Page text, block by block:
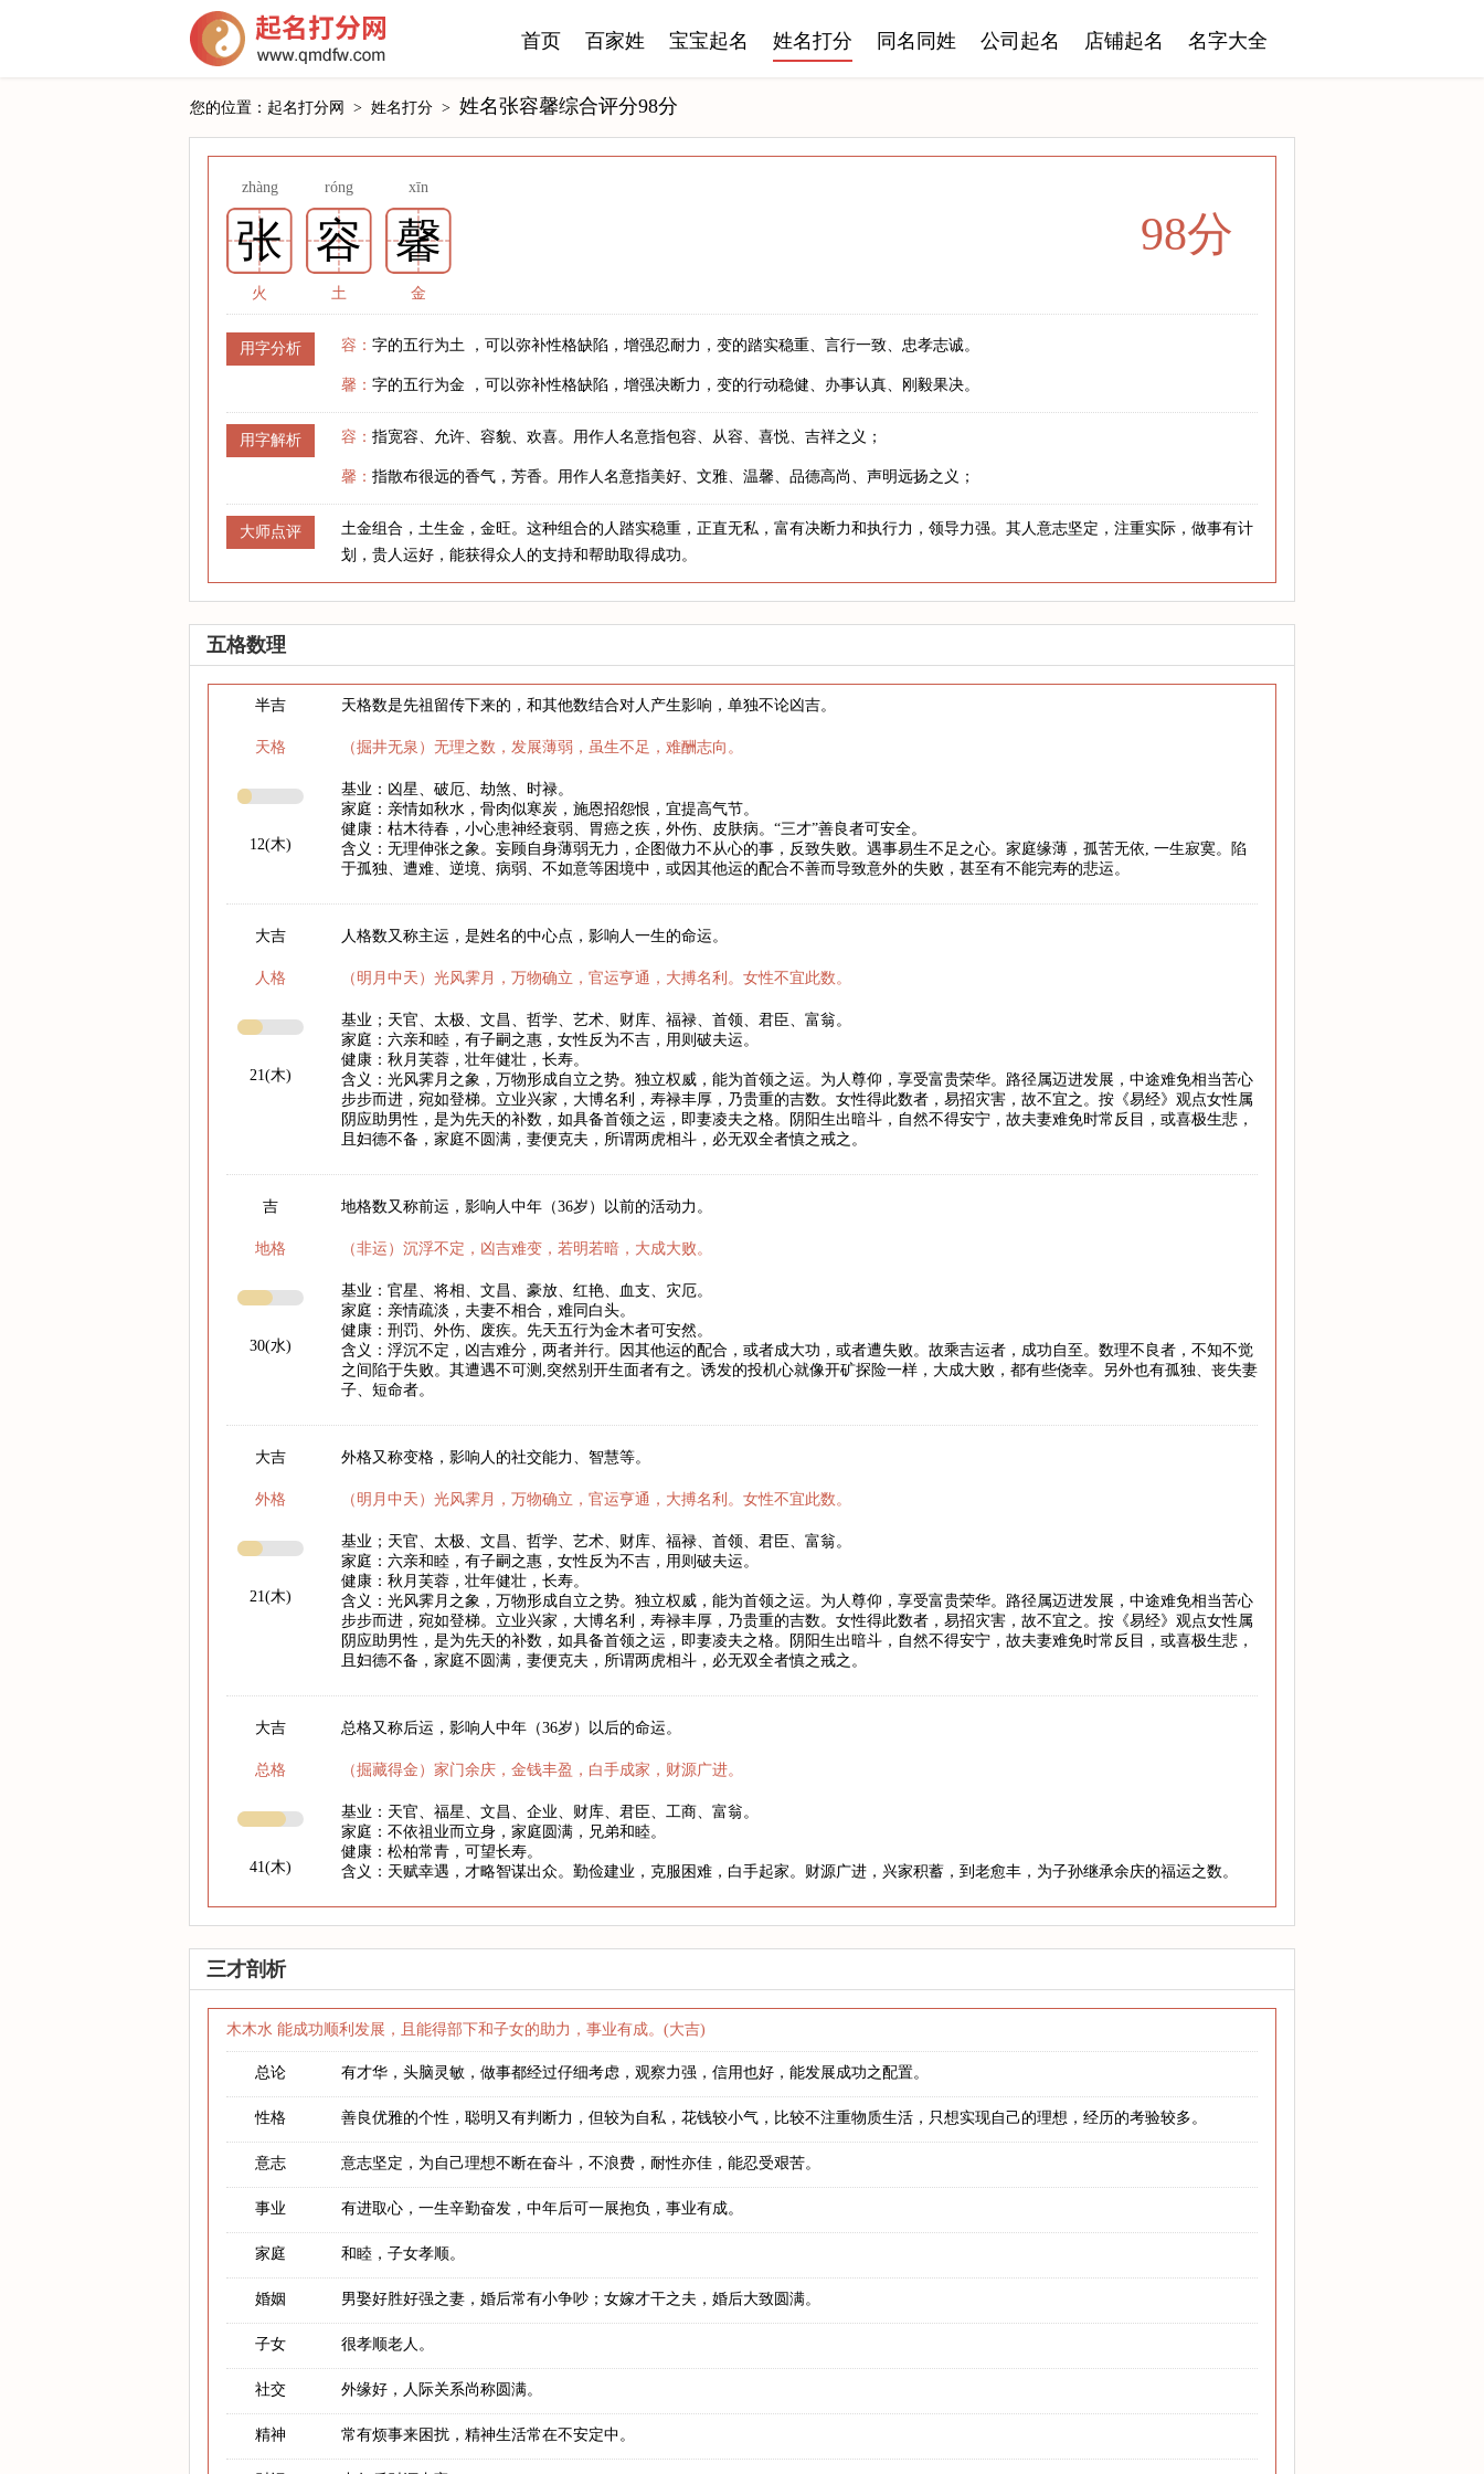
首页 百家姓 宝宝起名 姓名打分 同名同姓 公司起名 店铺起名 名字大全
您的位置： 起名打分网 > 姓名打分 > 姓名张容馨综合评分98分
zhàng róng xīn
张 容 馨
火 土 金
98分
用字分析 容： 字的五行为土 ，可以弥补性格缺陷，增强忍耐力，变的踏实稳重、言行一致、忠孝志诚。
馨： 字的五行为金 ，可以弥补性格缺陷，增强决断力，变的行动稳健、办事认真、刚毅果决。
用字解析 容： 指宽容、允许、容貌、欢喜。用作人名意指包容、从容、喜悦、吉祥之义；
馨： 指散布很远的香气，芳香。用作人名意指美好、文雅、温馨、品德高尚、声明远扬之义；
大师点评
土金组合，土生金，金旺。这种组合的人踏实稳重，正直无私，富有决断力和执行力，领导力强。其人意志坚定，注重实际，做事有计
划，贵人运好，能获得众人的支持和帮助取得成功。
五格数理
半吉
天格
12(木)
天格数是先祖留传下来的，和其他数结合对人产生影响，单独不论凶吉。
（掘井无泉）无理之数，发展薄弱，虽生不足，难酬志向。
基业：凶星、破厄、劫煞、时禄。
家庭：亲情如秋水，骨肉似寒炭，施恩招怨恨，宜提高气节。
健康：枯木待春，小心患神经衰弱、胃癌之疾，外伤、皮肤病。“三才”善良者可安全。
含义：无理伸张之象。妄顾自身薄弱无力，企图做力不从心的事，反致失败。遇事易生不足之心。家庭缘薄，孤苦无依, 一生寂寞。陷
于孤独、遭难、逆境、病弱、不如意等困境中，或因其他运的配合不善而导致意外的失败，甚至有不能完寿的悲运。
大吉
人格
21(木)
人格数又称主运，是姓名的中心点，影响人一生的命运。
（明月中天）光风霁月，万物确立，官运亨通，大搏名利。女性不宜此数。
基业；天官、太极、文昌、哲学、艺术、财库、福禄、首领、君臣、富翁。
家庭：六亲和睦，有子嗣之惠，女性反为不吉，用则破夫运。
健康：秋月芙蓉，壮年健壮，长寿。
含义：光风霁月之象，万物形成自立之势。独立权威，能为首领之运。为人尊仰，享受富贵荣华。路径属迈进发展，中途难免相当苦心
步步而进，宛如登梯。立业兴家，大博名利，寿禄丰厚，乃贵重的吉数。女性得此数者，易招灾害，故不宜之。按《易经》观点女性属
阴应助男性，是为先天的补数，如具备首领之运，即妻凌夫之格。阴阳生出暗斗，自然不得安宁，故夫妻难免时常反目，或喜极生悲，
且妇德不备，家庭不圆满，妻便克夫，所谓两虎相斗，必无双全者慎之戒之。
吉
地格
30(水)
地格数又称前运，影响人中年（36岁）以前的活动力。
（非运）沉浮不定，凶吉难变，若明若暗，大成大败。
基业：官星、将相、文昌、豪放、红艳、血支、灾厄。
家庭：亲情疏淡，夫妻不相合，难同白头。
健康：刑罚、外伤、废疾。先天五行为金木者可安然。
含义：浮沉不定，凶吉难分，两者并行。因其他运的配合，或者成大功，或者遭失败。故乘吉运者，成功自至。数理不良者，不知不觉
之间陷于失败。其遭遇不可测,突然别开生面者有之。诱发的投机心就像开矿探险一样，大成大败，都有些侥幸。另外也有孤独、丧失妻
子、短命者。
大吉
外格
21(木)
外格又称变格，影响人的社交能力、智慧等。
（明月中天）光风霁月，万物确立，官运亨通，大搏名利。女性不宜此数。
基业；天官、太极、文昌、哲学、艺术、财库、福禄、首领、君臣、富翁。
家庭：六亲和睦，有子嗣之惠，女性反为不吉，用则破夫运。
健康：秋月芙蓉，壮年健壮，长寿。
含义：光风霁月之象，万物形成自立之势。独立权威，能为首领之运。为人尊仰，享受富贵荣华。路径属迈进发展，中途难免相当苦心
步步而进，宛如登梯。立业兴家，大博名利，寿禄丰厚，乃贵重的吉数。女性得此数者，易招灾害，故不宜之。按《易经》观点女性属
阴应助男性，是为先天的补数，如具备首领之运，即妻凌夫之格。阴阳生出暗斗，自然不得安宁，故夫妻难免时常反目，或喜极生悲，
且妇德不备，家庭不圆满，妻便克夫，所谓两虎相斗，必无双全者慎之戒之。
大吉
总格
41(木)
总格又称后运，影响人中年（36岁）以后的命运。
（掘藏得金）家门余庆，金钱丰盈，白手成家，财源广进。
基业：天官、福星、文昌、企业、财库、君臣、工商、富翁。
家庭：不依祖业而立身，家庭圆满，兄弟和睦。
健康：松柏常青，可望长寿。
含义：天赋幸遇，才略智谋出众。勤俭建业，克服困难，白手起家。财源广进，兴家积蓄，到老愈丰，为子孙继承余庆的福运之数。
三才剖析
木木水 能成功顺利发展，且能得部下和子女的助力，事业有成。(大吉)
总论 有才华，头脑灵敏，做事都经过仔细考虑，观察力强，信用也好，能发展成功之配置。
性格 善良优雅的个性，聪明又有判断力，但较为自私，花钱较小气，比较不注重物质生活，只想实现自己的理想，经历的考验较多。
意志 意志坚定，为自己理想不断在奋斗，不浪费，耐性亦佳，能忍受艰苦。
事业 有进取心，一生辛勤奋发，中年后可一展抱负，事业有成。
家庭 和睦，子女孝顺。
婚姻 男娶好胜好强之妻，婚后常有小争吵；女嫁才干之夫，婚后大致圆满。
子女 很孝顺老人。
社交 外缘好，人际关系尚称圆满。
精神 常有烦事来困扰，精神生活常在不安定中。